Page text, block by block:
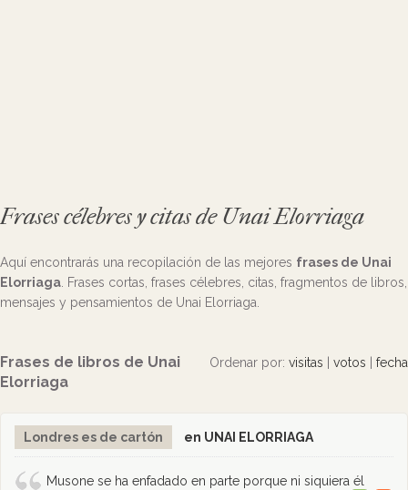
Frases célebres y citas de Unai Elorriaga
Aquí encontrarás una recopilación de las mejores frases de Unai
Elorriaga . Frases cortas, frases célebres, citas, fragmentos de libros,
mensajes y pensamientos de Unai Elorriaga.
Ordenar por: visitas votos fecha
Frases de libros de Unai
Elorriaga
Londres es de cartón en UNAI ELORRIAGA
Musone se ha enfadado en parte porque ni siquiera él